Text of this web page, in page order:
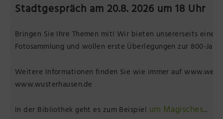
Stadtgespräch am 20.8. 2026 um 18 Uhr
Bringen Sie Ihre Themen mit! Wir bieten unsererseits eine
Fotosammlung und wollen erste Überlegungen zur 800-
Weitere Informationen finden Sie wie immer auf
www.wusterhausen.de
In der Bibliothek geht es zum Beispiel um Magisches...